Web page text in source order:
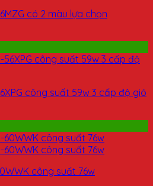
có 2 màu lựa chọn
công suất 59w 3 cấp độ gió
công suất 76w